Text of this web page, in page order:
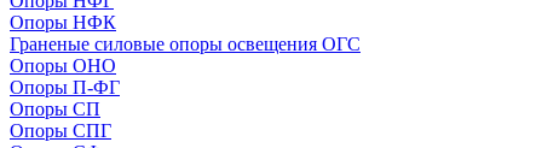
Опоры НФК
Граненые силовые опоры освещения ОГС
Опоры ОНО
Опоры П-ФГ
Опоры СП
Опоры СПГ